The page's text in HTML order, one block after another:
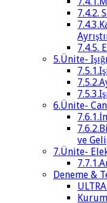
7.4.2.
7.4.5.
5.Ünite-
6.Ünite-
ve
7.Ünite-
Deneme &